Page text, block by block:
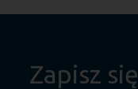
Zapisz